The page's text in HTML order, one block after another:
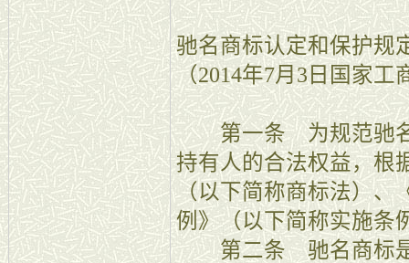
驰名商标认定和保护规
（2014年7月3日国家工
第一条 为规范驰名
持有人的合法权益，根
（以下简称商标法）、
例》（以下简称实施条
第二条 驰名商标是